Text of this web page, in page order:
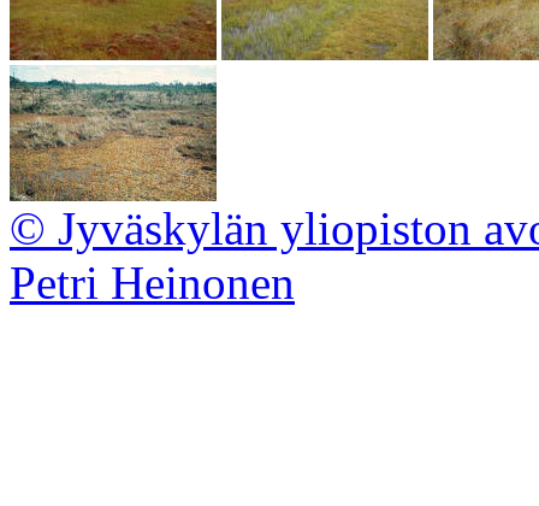
© Jyväskylän yliopiston
Petri Heinonen